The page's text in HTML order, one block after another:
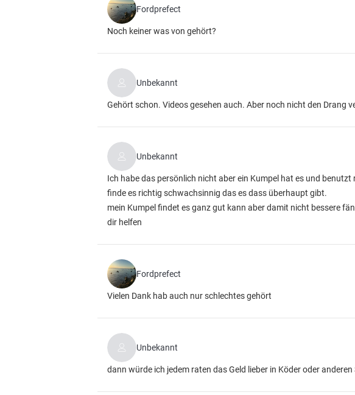
Fordprefect
Noch keiner was von gehört?
Unbekannt
Gehört schon. Videos gesehen auch. Aber noch nicht den Drang
Unbekannt
Ich habe das persönlich nicht aber ein Kumpel hat es und
finde es richtig schwachsinnig das es dass überhaupt gibt.
mein Kumpel findet es ganz gut kann aber damit nicht bessere
dir helfen
Fordprefect
Vielen Dank hab auch nur schlechtes gehört
Unbekannt
dann würde ich jedem raten das Geld lieber in Köder oder